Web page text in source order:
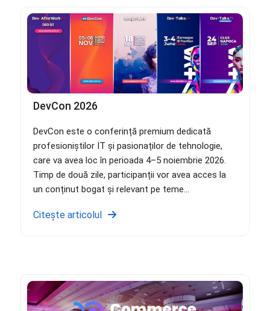
DevCon 2026
DevCon este o conferință premium dedicată
profesioniștilor IT și pasionaților de tehnologie,
care va avea loc în perioada 4–5 noiembrie 2026.
Timp de două zile, participanții vor avea acces la
un conținut bogat și relevant pe teme...
Citește articolul